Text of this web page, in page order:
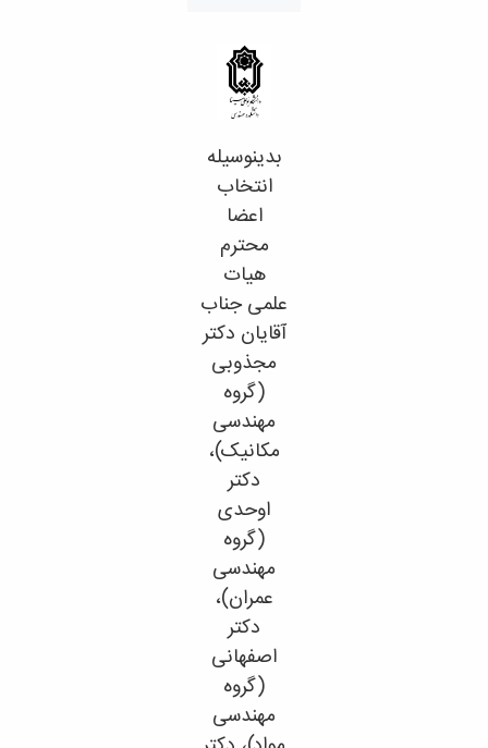
بدینوسیله
انتخاب
اعضا
محترم
هیات
علمی جناب
آقایان دکتر
مجذوبی
(گروه
مهندسی
مکانیک)،
دکتر
اوحدی
(گروه
مهندسی
عمران)،
دکتر
اصفهانی
(گروه
مهندسی